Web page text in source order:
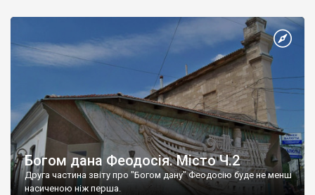
Богом дана Феодосія. Місто Ч.2
Друга частина звіту про "Богом дану" Феодосію буде не менш
насиченою ніж перша.